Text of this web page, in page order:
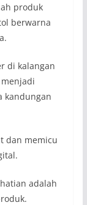
produk
berwarna
di kalangan
kandungan
dan memicu
adalah